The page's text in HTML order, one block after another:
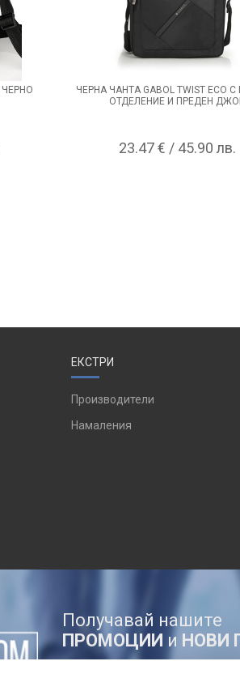
ЧЕРНА ЧАНТА GABOL TWIST ECO
ОТДЕЛЕНИЕ И ПРЕДЕН
23.47 € / 45.90 лв.
ЕКСТРИ
Производители
Намаления
Получавай нашите
ПРОМОЦИИ и НОВИ